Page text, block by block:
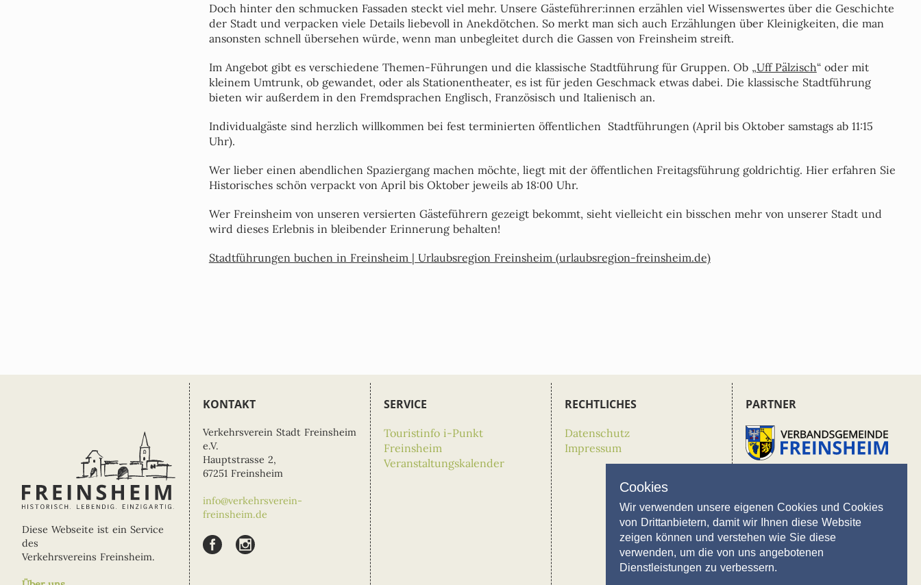
Doch hinter den schmucken Fassaden steckt viel mehr. Unsere Gästeführer:innen erzählen viel Wissenswertes über die Geschichte
der Stadt und verpacken viele Details liebevoll in Anekdötchen. So merkt man sich auch Erzählungen über Kleinigkeiten, die man
ansonsten schnell übersehen würde, wenn man unbegleitet durch die Gassen von Freinsheim streift.
Im Angebot gibt es verschiedene Themen-Führungen und die klassische Stadtführung für Gruppen. Ob „Uff Pälzisch“ oder mit
kleinem Umtrunk, ob gewandet, oder als Stationentheater, es ist für jeden Geschmack etwas dabei. Die klassische Stadtführung
bieten wir außerdem in den Fremdsprachen Englisch, Französisch und Italienisch an.
Individualgäste sind herzlich willkommen bei fest terminierten öffentlichen Stadtführungen (April bis Oktober samstags ab 11:15
Uhr).
Wer lieber einen abendlichen Spaziergang machen möchte, liegt mit der öffentlichen Freitagsführung goldrichtig. Hier erfahren Sie
Historisches schön verpackt von April bis Oktober jeweils ab 18:00 Uhr.
Wer Freinsheim von unseren versierten Gästeführern gezeigt bekommt, sieht vielleicht ein bisschen mehr von unserer Stadt und
wird dieses Erlebnis in bleibender Erinnerung behalten!
Stadtführungen buchen in Freinsheim | Urlaubsregion Freinsheim (urlaubsregion-freinsheim.de)
Diese Webseite ist ein Service
des
Verkehrsvereins Freinsheim.
KONTAKT
Verkehrsverein Stadt Freinsheim
e.V.
Hauptstrasse 2,
67251 Freinsheim
info@verkehrsverein-
freinsheim.de
SERVICE
Touristinfo i-Punkt
Freinsheim
Veranstaltungskalender
RECHTLICHES
Datenschutz
Impressum
PARTNER
Cookies
Wir verwenden unsere eigenen Cookies und Cookies
von Drittanbietern, damit wir Ihnen diese Website
zeigen können und verstehen wie Sie diese
verwenden, um die von uns angebotenen
Dienstleistungen zu verbessern.